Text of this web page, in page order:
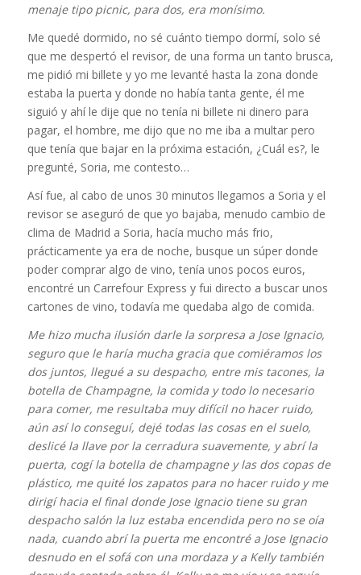
menaje tipo picnic, para dos, era monísimo.
Me quedé dormido, no sé cuánto tiempo dormí, solo sé
que me despertó el revisor, de una forma un tanto brusca,
me pidió mi billete y yo me levanté hasta la zona donde
estaba la puerta y donde no había tanta gente, él me
siguió y ahí le dije que no tenía ni billete ni dinero para
pagar, el hombre, me dijo que no me iba a multar pero
que tenía que bajar en la próxima estación, ¿Cuál es?, le
pregunté, Soria, me contesto…
Así fue, al cabo de unos 30 minutos llegamos a Soria y el
revisor se aseguró de que yo bajaba, menudo cambio de
clima de Madrid a Soria, hacía mucho más frio,
prácticamente ya era de noche, busque un súper donde
poder comprar algo de vino, tenía unos pocos euros,
encontré un Carrefour Express y fui directo a buscar unos
cartones de vino, todavía me quedaba algo de comida.
Me hizo mucha ilusión darle la sorpresa a Jose Ignacio,
seguro que le haría mucha gracia que comiéramos los
dos juntos, llegué a su despacho, entre mis tacones, la
botella de Champagne, la comida y todo lo necesario
para comer, me resultaba muy difícil no hacer ruido,
aún así lo conseguí, dejé todas las cosas en el suelo,
deslicé la llave por la cerradura suavemente, y abrí la
puerta, cogí la botella de champagne y las dos copas de
plástico, me quité los zapatos para no hacer ruido y me
dirigí hacia el final donde Jose Ignacio tiene su gran
despacho salón la luz estaba encendida pero no se oía
nada, cuando abrí la puerta me encontré a Jose Ignacio
desnudo en el sofá con una mordaza y a Kelly también